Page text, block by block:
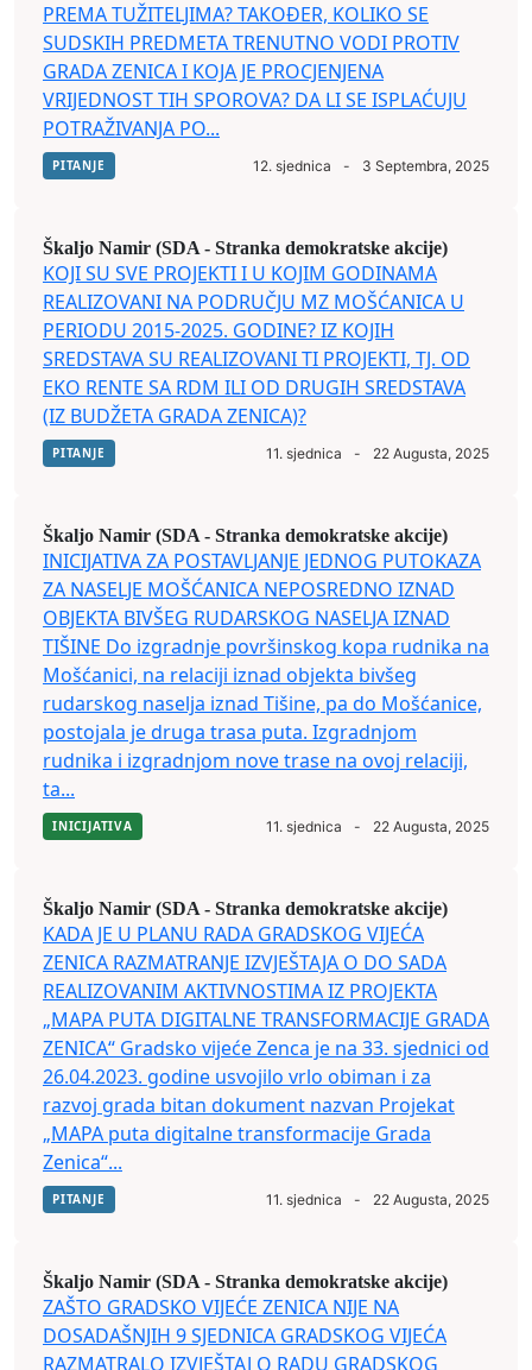
PREMA TUŽITELJIMA? TAKOĐER, KOLIKO SE
SUDSKIH PREDMETA TRENUTNO VODI PROTIV
GRADA ZENICA I KOJA JE PROCJENJENA
VRIJEDNOST TIH SPOROVA? DA LI SE ISPLAĆUJU
POTRAŽIVANJA PO...
PITANJE 12. sjednica - 3 Septembra, 2025
Škaljo Namir (SDA - Stranka demokratske akcije)
KOJI SU SVE PROJEKTI I U KOJIM GODINAMA
REALIZOVANI NA PODRUČJU MZ MOŠĆANICA U
PERIODU 2015-2025. GODINE? IZ KOJIH
SREDSTAVA SU REALIZOVANI TI PROJEKTI, TJ. OD
EKO RENTE SA RDM ILI OD DRUGIH SREDSTAVA
(IZ BUDŽETA GRADA ZENICA)?
PITANJE 11. sjednica - 22 Augusta, 2025
Škaljo Namir (SDA - Stranka demokratske akcije)
INICIJATIVA ZA POSTAVLJANJE JEDNOG PUTOKAZA
ZA NASELJE MOŠĆANICA NEPOSREDNO IZNAD
OBJEKTA BIVŠEG RUDARSKOG NASELJA IZNAD
TIŠINE Do izgradnje površinskog kopa rudnika na
Mošćanici, na relaciji iznad objekta bivšeg
rudarskog naselja iznad Tišine, pa do Mošćanice,
postojala je druga trasa puta. Izgradnjom
rudnika i izgradnjom nove trase na ovoj relaciji,
ta...
INICIJATIVA 11. sjednica - 22 Augusta, 2025
Škaljo Namir (SDA - Stranka demokratske akcije)
KADA JE U PLANU RADA GRADSKOG VIJEĆA
ZENICA RAZMATRANJE IZVJEŠTAJA O DO SADA
REALIZOVANIM AKTIVNOSTIMA IZ PROJEKTA
„MAPA PUTA DIGITALNE TRANSFORMACIJE GRADA
ZENICA“ Gradsko vijeće Zenca je na 33. sjednici od
26.04.2023. godine usvojilo vrlo obiman i za
razvoj grada bitan dokument nazvan Projekat
„MAPA puta digitalne transformacije Grada
Zenica“...
PITANJE 11. sjednica - 22 Augusta, 2025
Škaljo Namir (SDA - Stranka demokratske akcije)
ZAŠTO GRADSKO VIJEĆE ZENICA NIJE NA
DOSADAŠNJIH 9 SJEDNICA GRADSKOG VIJEĆA
RAZMATRALO IZVJEŠTAJ O RADU GRADSKOG